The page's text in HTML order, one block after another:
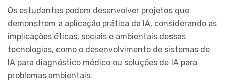
Os estudantes podem desenvolver projetos que
demonstrem a aplicação prática da IA, considerando as
implicações éticas, sociais e ambientais dessas
tecnologias, como o desenvolvimento de sistemas de
IA para diagnóstico médico ou soluções de IA para
problemas ambientais.